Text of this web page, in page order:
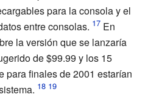
para la consola y el
entre consolas.
En
la versión que se lanzaría
de $99.99 y los 15
para finales de 2001 estarían